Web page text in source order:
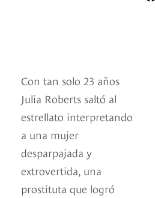
Con tan solo 23 años
Julia Roberts saltó al
estrellato interpretando
a una mujer
desparpajada y
extrovertida, una
prostituta que logró